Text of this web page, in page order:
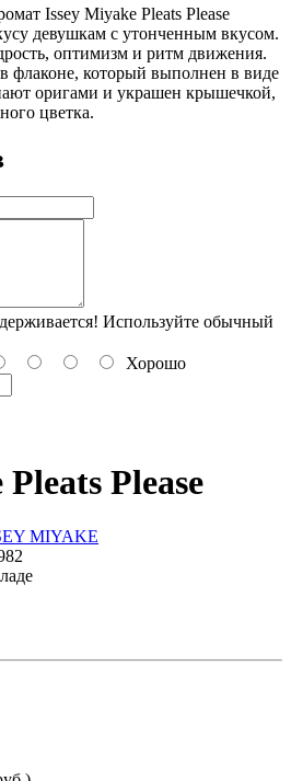
Issey Miyake Pleats Please
девушкам с утонченным вкусом.
оптимизм и ритм движения.
в флаконе, который выполнен в виде
оригами и украшен крышечкой,
цветка.
Используйте обычный
Хорошо
Please
MIYAKE